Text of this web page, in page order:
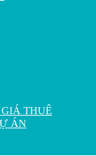
THUÊ
ÁN